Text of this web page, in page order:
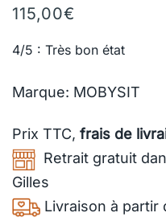
115,00€
4/5 : Très bon état
Marque: MOBYSIT
Prix TTC, frais de
Retrait gratuit
Gilles
Livraison à partir